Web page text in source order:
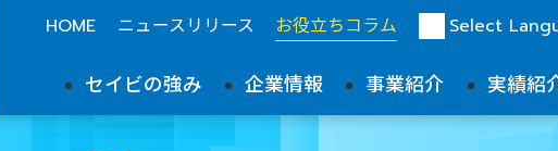
HOME ニュースリリース お役立ちコラム Select
セイビの強み 企業情報 事業紹介 実績紹